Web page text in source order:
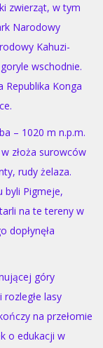
zwierząt, w tym
Narodowy
Kahuzi-
wschodnie.
Konga
– 1020 m n.p.m.
złoża surowców
rudy żelaza.
byli Pigmeje,
na te tereny w
dopłynęła
góry
lasy
na przełomie
o edukacji w